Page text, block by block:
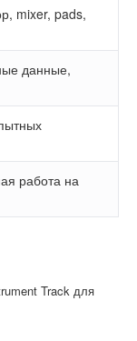
mixer, pads,
данные,
работа на
Track для